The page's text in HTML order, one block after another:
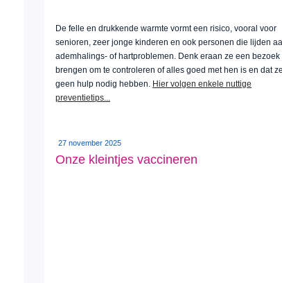
De felle en drukkende warmte vormt een risico, vooral voor
senioren, zeer jonge kinderen en ook personen die lijden
ademhalings- of hartproblemen. Denk eraan ze een bezoek
brengen om te controleren of alles goed met hen is en dat ze
geen hulp nodig hebben. Hier volgen enkele nuttige
preventietips...
27 november 2025
Onze kleintjes vaccineren